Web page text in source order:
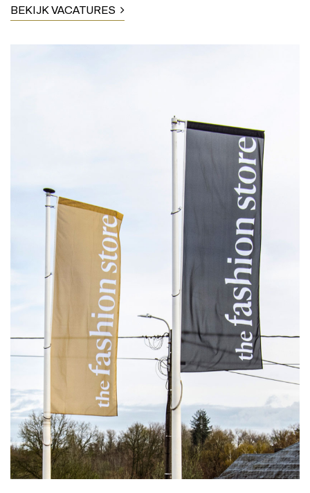
BEKIJK VACATURES